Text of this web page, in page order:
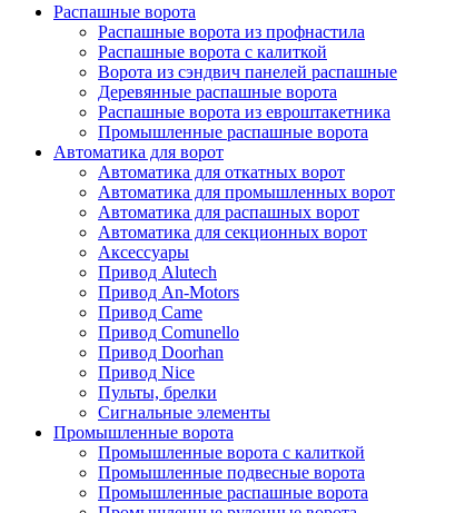
Распашные ворота
Распашные ворота из профнастила
Распашные ворота с калиткой
Ворота из сэндвич панелей распашные
Деревянные распашные ворота
Распашные ворота из евроштакетника
Промышленные распашные ворота
Автоматика для ворот
Автоматика для откатных ворот
Автоматика для промышленных ворот
Автоматика для распашных ворот
Автоматика для секционных ворот
Аксессуары
Привод Alutech
Привод An-Motors
Привод Came
Привод Comunello
Привод Doorhan
Привод Nice
Пульты, брелки
Сигнальные элементы
Промышленные ворота
Промышленные ворота с калиткой
Промышленные подвесные ворота
Промышленные распашные ворота